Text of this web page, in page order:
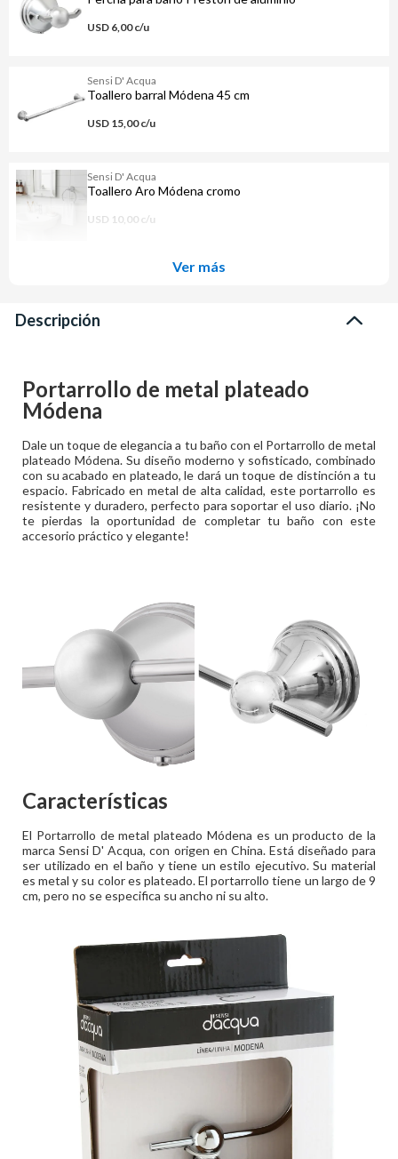
USD 6,00 c/u
Sensi D' Acqua
Toallero barral Módena 45 cm
USD 15,00 c/u
Sensi D' Acqua
Toallero Aro Módena cromo
USD 10,00 c/u
Ver más
Descripción
Portarrollo de metal plateado
Módena
Dale un toque de elegancia a tu baño con el Portarrollo de metal
plateado Módena. Su diseño moderno y sofisticado, combinado
con su acabado en plateado, le dará un toque de distinción a tu
espacio. Fabricado en metal de alta calidad, este portarrollo es
resistente y duradero, perfecto para soportar el uso diario. ¡No
te pierdas la oportunidad de completar tu baño con este
accesorio práctico y elegante!
Características
El Portarrollo de metal plateado Módena es un producto de la
marca Sensi D' Acqua, con origen en China. Está diseñado para
ser utilizado en el baño y tiene un estilo ejecutivo. Su material
es metal y su color es plateado. El portarrollo tiene un largo de 9
cm, pero no se especifica su ancho ni su alto.